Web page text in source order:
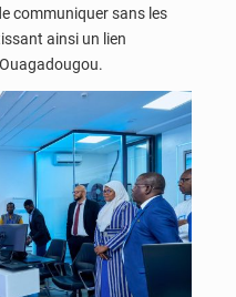
communiquer sans les
ainsi un lien